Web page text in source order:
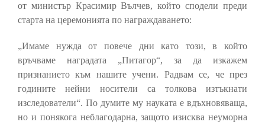
от министър Красимир Вълчев, който сподели преди
старта на церемонията по награждаването:
„Имаме нужда от повече дни като този, в който
връчваме наградата „Питагор“, за да изкажем
признанието към нашите учени. Радвам се, че през
годините нейни носители са толкова изтъкнати
изследователи“. По думите му науката е вдъхновяваща,
но и понякога неблагодарна, защото изисква неуморна